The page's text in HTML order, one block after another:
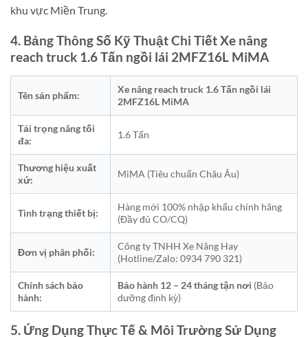
khu vực Miền Trung.
4. Bảng Thông Số Kỹ Thuật Chi Tiết Xe nâng
reach truck 1.6 Tấn ngồi lái 2MFZ16L MiMA
Tên sản phẩm:
Xe nâng reach truck 1.6 Tấn ngồi lái
2MFZ16L MiMA
Tải trọng nâng tối
đa:
1.6 Tấn
Thương hiệu xuất
xứ:
MiMA (Tiêu chuẩn Châu Âu)
Tình trạng thiết bị:
Hàng mới 100% nhập khẩu chính hãng
(Đầy đủ CO/CQ)
Đơn vị phân phối:
Công ty TNHH Xe Nâng Hay
(Hotline/Zalo: 0934 790 321)
Chính sách bảo
hành:
Bảo hành 12 – 24 tháng tận nơi (Bảo
dưỡng định kỳ)
5. Ứng Dụng Thực Tế & Môi Trường Sử Dụng